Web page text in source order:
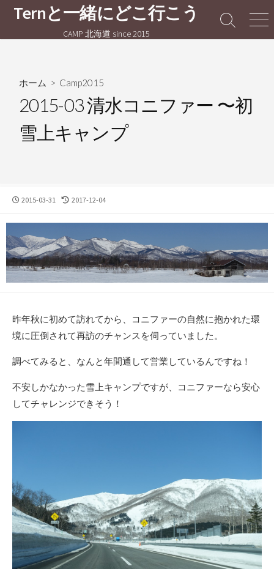
テ
Ternと一緒にどこ行こう
CAMP 北海道 since 2015
検
メ
ホーム > Camp2015
2015-03 清水コニファー 〜初
雪上キャンプ
公
日
2015-03-31
最
更
日
2017-12-04
昨年秋に初めて訪れてから、コニファーの自然に抱かれた環
境に圧倒されて再訪のチャンスを伺っていました。
調べてみると、なんと年間通して営業しているんですね！
不安しかなかった雪上キャンプですが、コニファーなら安心
してチャレンジできそう！